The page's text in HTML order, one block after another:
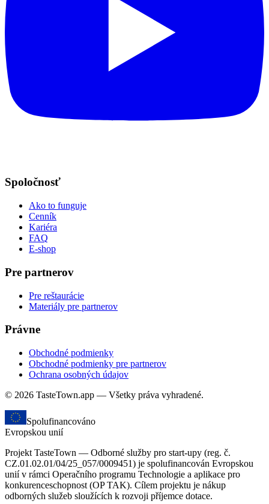
Spoločnosť
Ako to funguje
Cenník
Kariéra
FAQ
E-shop
Pre partnerov
Pre reštaurácie
Materiály pre partnerov
Právne
Obchodné podmienky
Obchodné podmienky pre partnerov
Ochrana osobných údajov
© 2026 TasteTown.app — Všetky práva vyhradené.
Spolufinancováno
Evropskou unií
Projekt TasteTown — Odborné služby pro start-upy (reg. č.
CZ.01.02.01/04/25_057/0009451) je spolufinancován Evropskou
unií v rámci Operačního programu Technologie a aplikace pro
konkurenceschopnost (OP TAK). Cílem projektu je nákup
odborných služeb sloužících k rozvoji příjemce dotace.